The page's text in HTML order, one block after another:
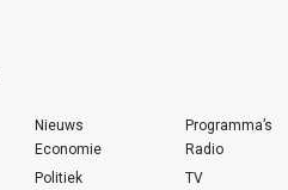
Nieuws
Economie
Politiek
Programma’s
Radio
TV